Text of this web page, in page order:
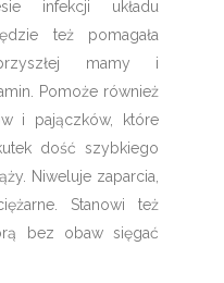
infekcji układu
też pomagała
mamy i
Pomoże również
i pajączków, które
dość szybkiego
Niweluje zaparcia,
Stanowi też
bez obaw sięgać